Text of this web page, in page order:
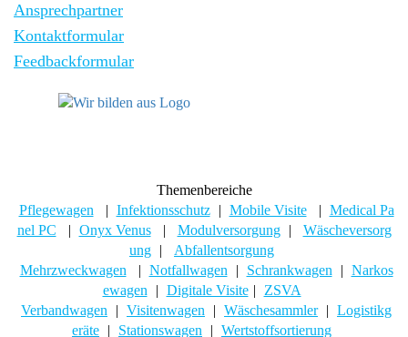
Ansprechpartner
Kontaktformular
Feedbackformular
Themenbereiche
Pflegewagen
Infektionsschutz Mobile Visite
Medical Pa
nel PC
Onyx Venus Modulversorgung
Wäscheversorg
ung
Abfallentsorgung
Mehrzweckwagen
Notfallwagen Schrankwagen
Narkos
ewagen
Digitale Visite
ZSVA
Verbandwagen
Visitenwagen Wäschesammler
Logistikg
eräte
Stationswagen Wertstoffsortierung